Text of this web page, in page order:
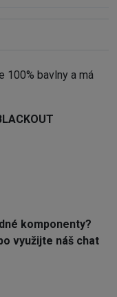
100% bavlny a má
komponenty?
využijte náš chat